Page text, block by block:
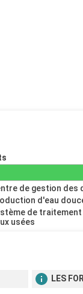
de gestion des
d'eau
de traitement
usées
LES